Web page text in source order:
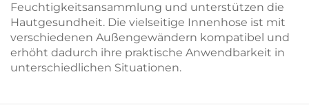
Feuchtigkeitsansammlung und unterstützen die
Hautgesundheit. Die vielseitige Innenhose ist mit
verschiedenen Außengewändern kompatibel und
erhöht dadurch ihre praktische Anwendbarkeit in
unterschiedlichen Situationen.